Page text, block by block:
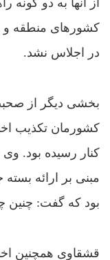
از آنها به دو گونه‌
کشورهاى منطقه و
در اجلاس نشد.
بخشی دیگر از
کشورمان تکذیب
کنار رسیده بود.
بود که گفت: چنين
قشقاوى همچنين